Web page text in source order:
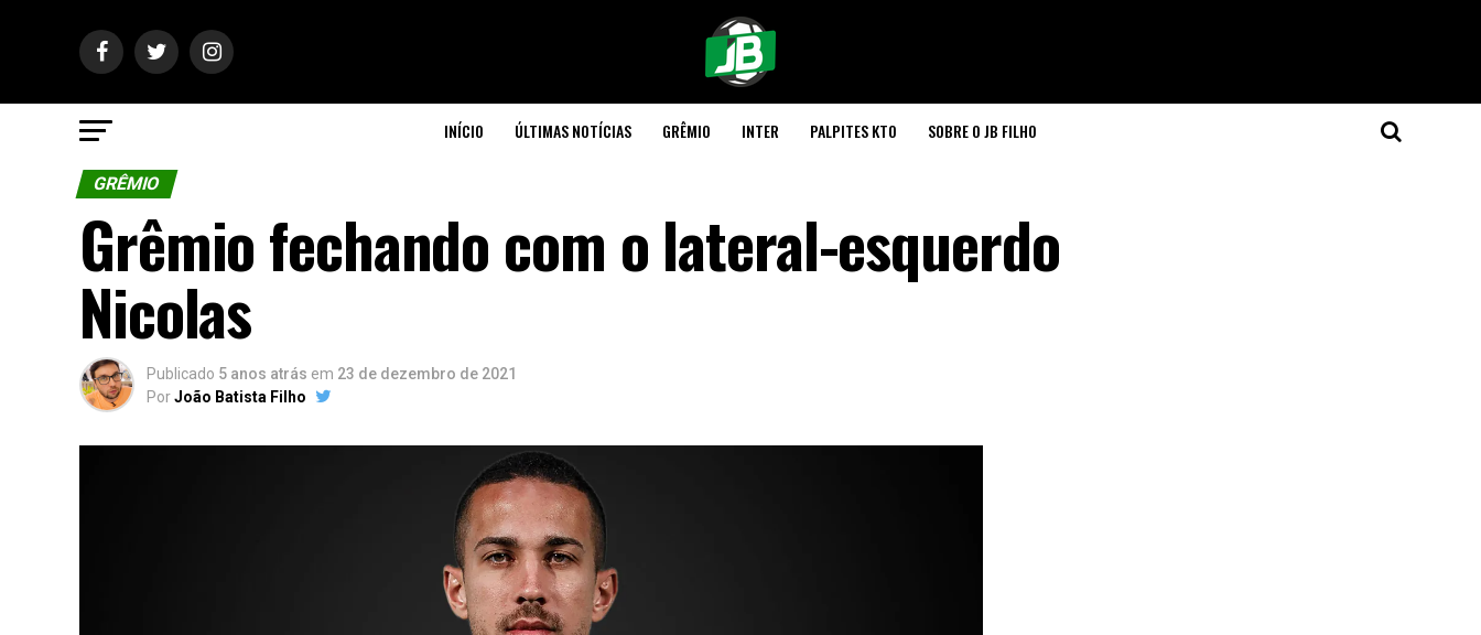
INÍCIO ÚLTIMAS NOTÍCIAS GRÊMIO INTER PALPITES KTO SOBRE O JB FILHO
GRÊMIO
Grêmio fechando com o lateral-esquerdo
Nicolas
Publicado 5 anos atrás em 23 de dezembro de 2021
PorJoão Batista Filho